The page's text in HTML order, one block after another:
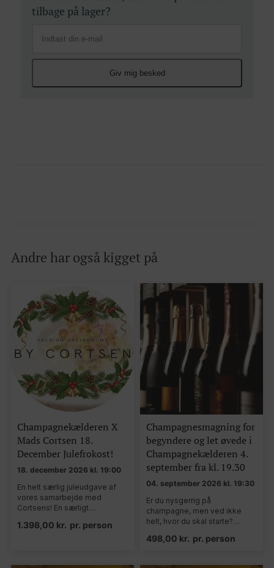
tilbage på lager?
Giv mig besked
Andre har også kigget på
Champagnekælderen X
Mads Cortsen 18.
December Julefrokost!
18. december 2026 kl. 19:00
En helt særlig juleudgave af
vores samarbejde med
Cortsens! En særligt…
1.398,00 kr. pr. person
Champagnesmagning for
begyndere og let øvede i
Champagnekælderen 4.
september fra kl. 19.30
04. september 2026 kl. 19:30
Er du nysgerrig på
champagne, men ved ikke
helt, hvor du skal starte?…
498,00 kr. pr. person